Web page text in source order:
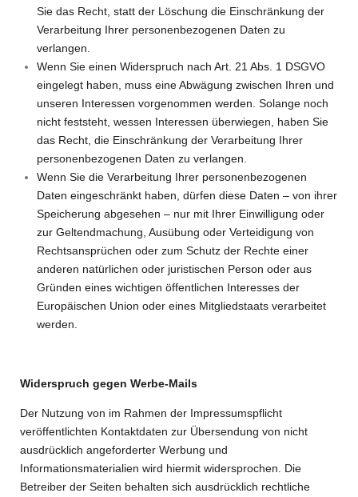
Sie das Recht, statt der Löschung die Einschränkung der
Verarbeitung Ihrer personenbezogenen Daten zu
verlangen.
Wenn Sie einen Widerspruch nach Art. 21 Abs. 1 DSGVO
eingelegt haben, muss eine Abwägung zwischen Ihren und
unseren Interessen vorgenommen werden. Solange noch
nicht feststeht, wessen Interessen überwiegen, haben Sie
das Recht, die Einschränkung der Verarbeitung Ihrer
personenbezogenen Daten zu verlangen.
Wenn Sie die Verarbeitung Ihrer personenbezogenen
Daten eingeschränkt haben, dürfen diese Daten – von ihrer
Speicherung abgesehen – nur mit Ihrer Einwilligung oder
zur Geltendmachung, Ausübung oder Verteidigung von
Rechtsansprüchen oder zum Schutz der Rechte einer
anderen natürlichen oder juristischen Person oder aus
Gründen eines wichtigen öffentlichen Interesses der
Europäischen Union oder eines Mitgliedstaats verarbeitet
werden.
Widerspruch gegen Werbe-Mails
Der Nutzung von im Rahmen der Impressumspflicht
veröffentlichten Kontaktdaten zur Übersendung von nicht
ausdrücklich angeforderter Werbung und
Informationsmaterialien wird hiermit widersprochen. Die
Betreiber der Seiten behalten sich ausdrücklich rechtliche